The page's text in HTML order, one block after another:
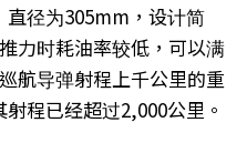
径为305mm，设计简
力时耗油率较低，可以满
航导弹射程上千公里的重
程已经超过2,000公里。